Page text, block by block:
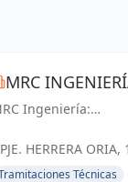
MRC
Ingeniería:
para
PJE. HERRERA
ESPAÑA, España
Técnicas